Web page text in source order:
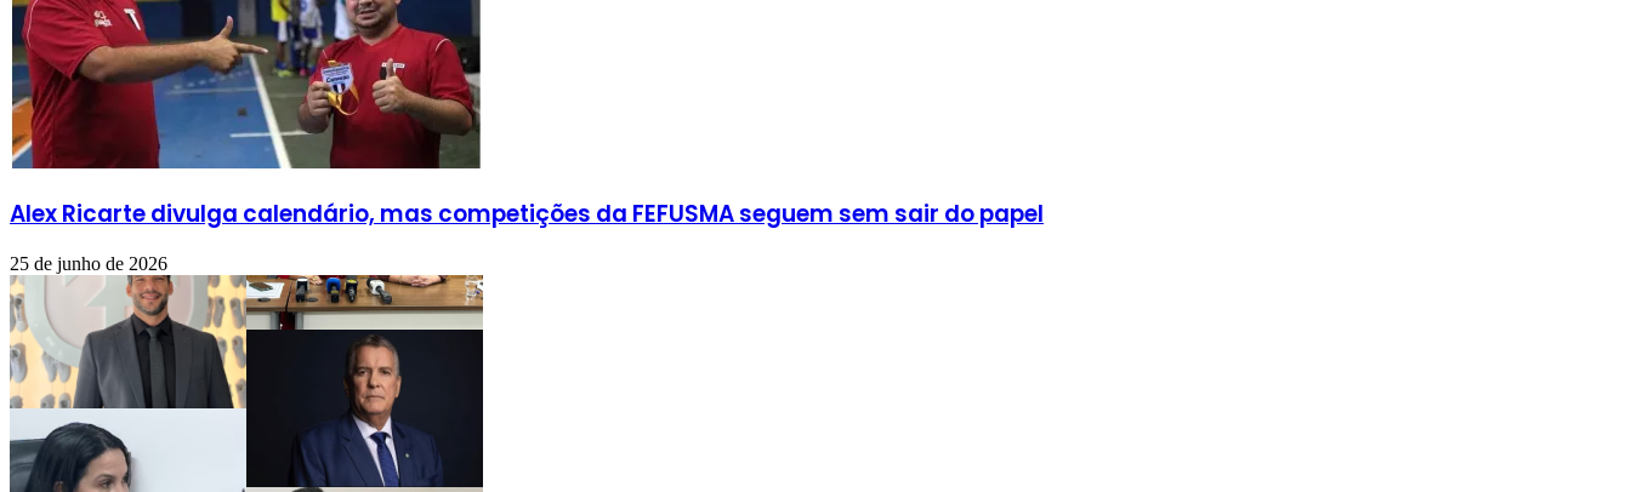
Alex Ricarte divulga calendário, mas competições da FEFUSMA seguem sem sair do papel
25 de junho de 2026